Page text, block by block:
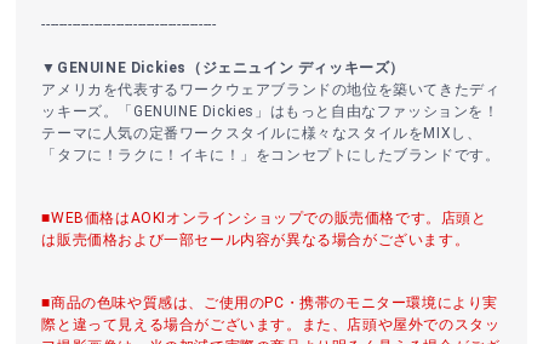
----------------------------------------
▼GENUINE Dickies（ジェニュイン ディッキーズ）
アメリカを代表するワークウェアブランドの地位を築いてきたディ
ッキーズ。「GENUINE Dickies」はもっと自由なファッションを！
テーマに人気の定番ワークスタイルに様々なスタイルをMIXし、
「タフに！ラクに！イキに！」をコンセプトにしたブランドです。
■WEB価格はAOKIオンラインショップでの販売価格です。店頭と
は販売価格および一部セール内容が異なる場合がございます。
■商品の色味や質感は、ご使用のPC・携帯のモニター環境により実
際と違って見える場合がございます。また、店頭や屋外でのスタッ